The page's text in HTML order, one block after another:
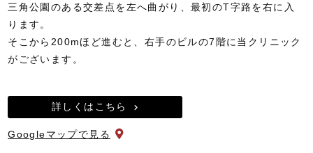
三角公園のある交差点を左へ曲がり、最初のT字路を右に入
ります。
そこから200mほど進むと、右手のビルの7階に当クリニック
がございます。
詳しくはこちら
Googleマップで見る